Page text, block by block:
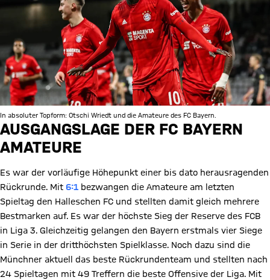
In absoluter Topform: Otschi Wriedt und die Amateure des FC Bayern.
AUSGANGSLAGE DER FC BAYERN
AMATEURE
Es war der vorläufige Höhepunkt einer bis dato herausragenden
Rückrunde. Mit 6:1 bezwangen die Amateure am letzten
Spieltag den Halleschen FC und stellten damit gleich mehrere
Bestmarken auf. Es war der höchste Sieg der Reserve des FCB
in Liga 3. Gleichzeitig gelangen den Bayern erstmals vier Siege
in Serie in der dritthöchsten Spielklasse. Noch dazu sind die
Münchner aktuell das beste Rückrundenteam und stellten nach
24 Spieltagen mit 49 Treffern die beste Offensive der Liga. Mit